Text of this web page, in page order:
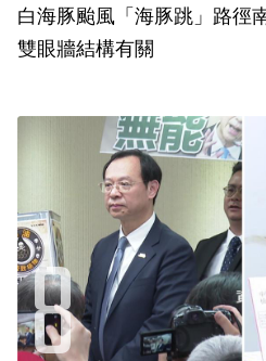
白海豚颱風「海豚跳」路
雙眼牆結構有關